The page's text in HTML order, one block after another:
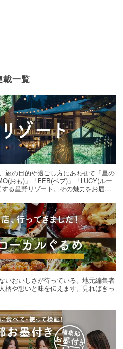
載一覧
旅の目的や過ごし方にあわせて「星の
おも)」「BEB(ベブ)」「LUCY(ルー
る星野リゾート。その魅力をお届け
いおいしさが待っている。地元編集者
柄や想いと味を伝えます。見ればきっ